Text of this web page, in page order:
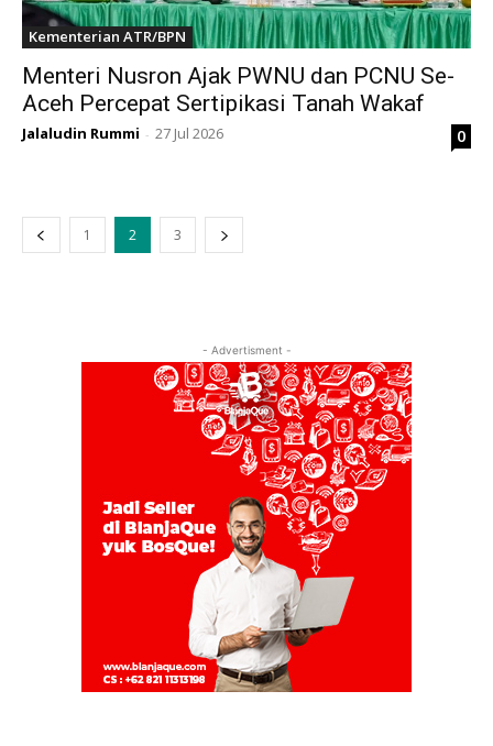
Kementerian ATR/BPN
Menteri Nusron Ajak PWNU dan PCNU Se-
Aceh Percepat Sertipikasi Tanah Wakaf
Jalaludin Rummi - 27 Jul 2026 0
1 2 3
- Advertisment -